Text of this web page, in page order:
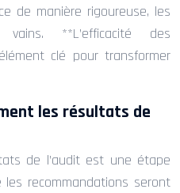
de manière rigoureuse, les
**L’efficacité des
clé pour transformer
les résultats de
de l’audit est une étape
recommandations seront